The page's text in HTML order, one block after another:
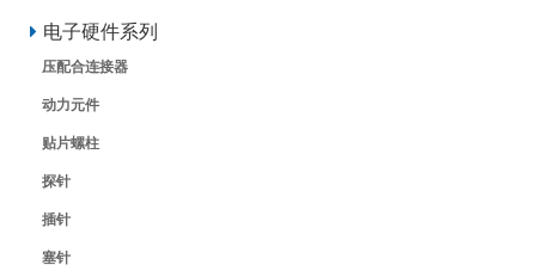
电子硬件系列
压配合连接器
动力元件
贴片螺柱
探针
插针
塞针